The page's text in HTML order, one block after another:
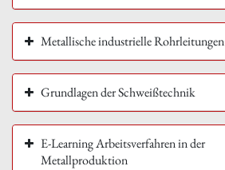
Metallische industrielle Rohrleitungen
Grundlagen der Schweißtechnik
E-Learning Arbeitsverfahren in der
Metallproduktion